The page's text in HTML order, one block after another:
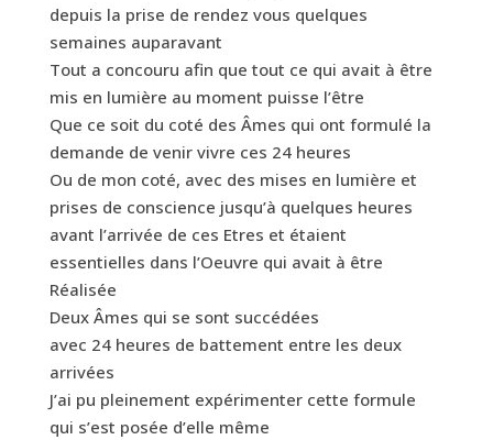
depuis la prise de rendez vous quelques
semaines auparavant
Tout a concouru afin que tout ce qui avait à être
mis en lumière au moment puisse l’être
Que ce soit du coté des Âmes qui ont formulé la
demande de venir vivre ces 24 heures
Ou de mon coté, avec des mises en lumière et
prises de conscience jusqu’à quelques heures
avant l’arrivée de ces Etres et étaient
essentielles dans l’Oeuvre qui avait à être
Réalisée
Deux Âmes qui se sont succédées
avec 24 heures de battement entre les deux
arrivées
J’ai pu pleinement expérimenter cette formule
qui s’est posée d’elle même